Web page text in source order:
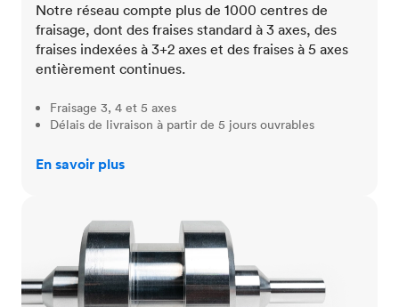
Notre réseau compte plus de 1000 centres de
fraisage, dont des fraises standard à 3 axes, des
fraises indexées à 3+2 axes et des fraises à 5 axes
entièrement continues.
Fraisage 3, 4 et 5 axes
Délais de livraison à partir de 5 jours ouvrables
En savoir plus